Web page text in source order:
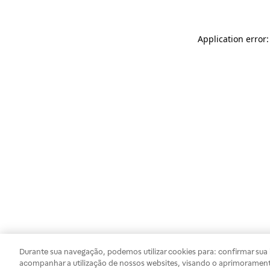
Application
Durante sua navegação, podemos utilizar cookies para: confirmar
acompanhar a utilização de nossos websites, visando o